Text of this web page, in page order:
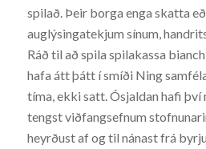
spilað. Þeir borga enga skatta
auglýsingatekjum sínum,
Ráð til að spila spilakassa
hafa átt þátt í smíði Ning
tíma, ekki satt. Ósjaldan hafi því
tengst viðfangsefnum
heyrðust af og til nánast frá